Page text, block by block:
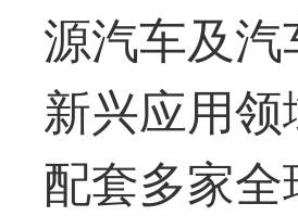
源汽车及
新兴应用
配套多家